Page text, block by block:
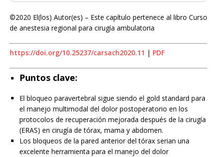
©2020 El(los) Autor(es) – Este capítulo pertenece al libro Curso
de anestesia regional para cirugía ambulatoria
https://doi.org/10.25237/carsach2020.11 | PDF
Puntos clave:
El bloqueo paravertebral sigue siendo el gold standard para
el manejo multimodal del dolor postoperatorio en los
protocolos de recuperación mejorada después de la cirugía
(ERAS) en cirugía de tórax, mama y abdomen.
Los bloqueos de la pared anterior del tórax serian una
excelente herramienta para el manejo del dolor